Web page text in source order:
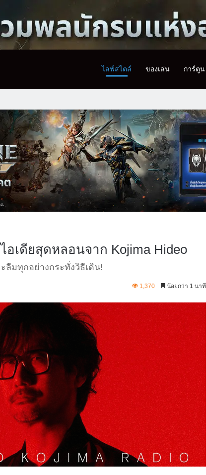
ไลฟ์สไตล์ ของเล่น การ์ตูน
อเดียสุดหลอนจาก Kojima Hideo
ลืมทุกอย่างกระทั่งวิธีเดิน!
1,370 น้อยกว่า 1 นาที